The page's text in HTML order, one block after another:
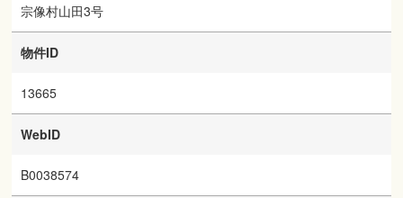
宗像村山田3号
物件ID
13665
WebID
B0038574